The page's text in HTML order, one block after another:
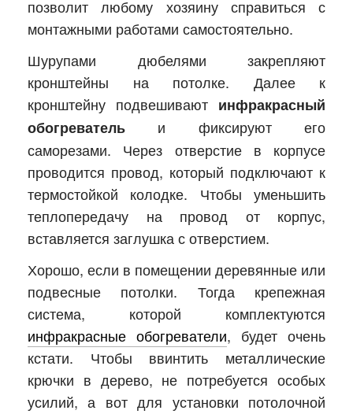
позволит любому хозяину справиться с
монтажными работами самостоятельно.
Шурупами дюбелями закрепляют
кронштейны на потолке. Далее к
кронштейну подвешивают инфракрасный
обогреватель и фиксируют его
саморезами. Через отверстие в корпусе
проводится провод, который подключают к
термостойкой колодке. Чтобы уменьшить
теплопередачу на провод от корпус,
вставляется заглушка с отверстием.
Хорошо, если в помещении деревянные или
подвесные потолки. Тогда крепежная
система, которой комплектуются
инфракрасные обогреватели, будет очень
кстати. Чтобы ввинтить металлические
крючки в дерево, не потребуется особых
усилий, а вот для установки потолочной